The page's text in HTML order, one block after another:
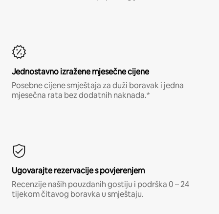
Jednostavno izražene mjesečne cijene
Posebne cijene smještaja za duži boravak i jedna
mjesečna rata bez dodatnih naknada.*
Ugovarajte rezervacije s povjerenjem
Recenzije naših pouzdanih gostiju i podrška 0 – 24
tijekom čitavog boravka u smještaju.